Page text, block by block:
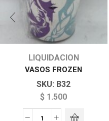
LIQUIDACION
VASOS FROZEN
SKU: B32
$ 1.500